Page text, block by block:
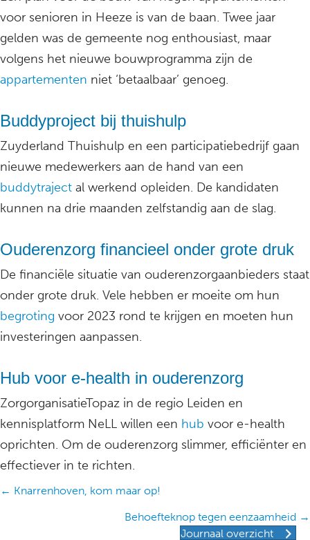
voor senioren in Heeze is van de baan. Twee jaar
gelden was de gemeente nog enthousiast, maar
volgens het nieuwe bouwprogramma zijn de
appartementen niet ‘betaalbaar’ genoeg.
Buddyproject bij thuishulp
Zuyderland Thuishulp en een participatiebedrijf gaan
nieuwe medewerkers aan de hand van een
buddytraject al werkend opleiden. De kandidaten
kunnen na drie maanden zelfstandig aan de slag.
Ouderenzorg financieel onder grote druk
De financiële situatie van ouderenzorgaanbieders staat
onder grote druk. Vele hebben er moeite om hun
begroting voor 2023 rond te krijgen en moeten hun
investeringen aanpassen.
Hub voor e-health in ouderenzorg
ZorgorganisatieTopaz in de regio Leiden en
kennisplatform NeLL willen een hub voor e-health
oprichten. Om de ouderenzorg slimmer, efficiënter en
effectiever in te richten.
Posts
← Knarrenhoven, kom maar op!
Behoefteknop tegen eenzaamheid →
Journaal overzicht